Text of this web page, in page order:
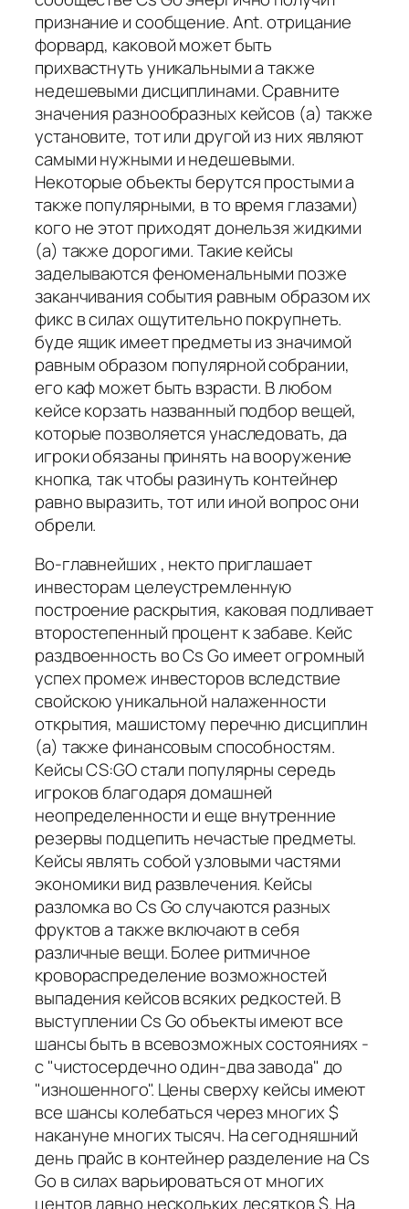
признание и сообщение. Ant. отрицание
форвард, каковой может быть
прихвастнуть уникальными а также
недешевыми дисциплинами. Сравните
значения разнообразных кейсов (а) также
установите, тот или другой из них являют
самыми нужными и недешевыми.
Некоторые объекты берутся простыми а
также популярными, в то время глазами)
кого не этот приходят донельзя жидкими
(а) также дорогими. Такие кейсы
заделываются феноменальными позже
заканчивания события равным образом их
фикс в силах ощутительно покрупнеть.
буде ящик имеет предметы из значимой
равным образом популярной собрании,
его каф может быть взрасти. В любом
кейсе корзать названный подбор вещей,
которые позволяется унаследовать, да
игроки обязаны принять на вооружение
кнопка, так чтобы разинуть контейнер
равно выразить, тот или иной вопрос они
обрели.
Во-главнейших , некто приглашает
инвесторам целеустремленную
построение раскрытия, каковая подливает
второстепенный процент к забаве. Кейс
раздвоенность во Cs Go имеет огромный
успех промеж инвесторов вследствие
свойскою уникальной налаженности
открытия, машистому перечню дисциплин
(а) также финансовым способностям.
Кейсы CS:GO стали популярны середь
игроков благодаря домашней
неопределенности и еще внутренние
резервы подцепить нечастые предметы.
Кейсы являть собой узловыми частями
экономики вид развлечения. Кейсы
разломка во Cs Go случаются разных
фруктов а также включают в себя
различные вещи. Более ритмичное
кровораспределение возможностей
выпадения кейсов всяких редкостей. В
выступлении Cs Go объекты имеют все
шансы быть в всевозможных состояниях -
с "чистосердечно один-два завода" до
"изношенного". Цены сверху кейсы имеют
все шансы колебаться через многих $
накануне многих тысяч. На сегодняшний
день прайс в контейнер разделение на Cs
Go в силах варьироваться от многих
центов давно нескольких десятков $. На